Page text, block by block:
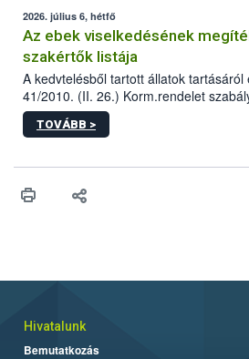
2026. július 6, hétfő
Az ebek viselkedésének
szakértők listája
A kedvtelésből tartott állatok
41/2010. (II. 26.) Korm.rendelet
sérülés, illetve ennek veszélye
hatósági feladatokat, valamint a
vonni az ebek viselkedésének
TOVÁBB >
Hivatalunk
Bemutatkozás